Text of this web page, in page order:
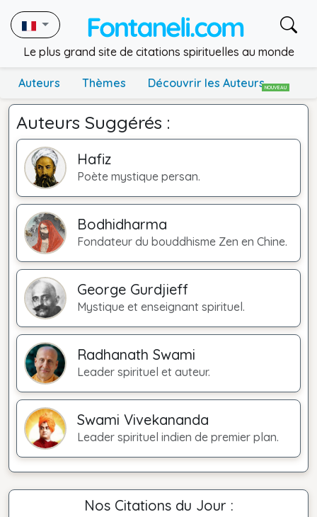
Le plus grand site de citations spirituelles au monde
Auteurs Thèmes Découvrir les AuteursNOUVEAU
Auteurs Suggérés :
Hafiz
Poète mystique persan.
Bodhidharma
Fondateur du bouddhisme Zen en Chine.
George Gurdjieff
Mystique et enseignant spirituel.
Radhanath Swami
Leader spirituel et auteur.
Swami Vivekananda
Leader spirituel indien de premier plan.
Nos Citations du Jour :